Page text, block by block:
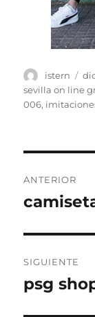
Autor
istern
el
sevilla on line
006,
de
ANTERIOR
Entrada
SIGUIENTE
Entrada
psg